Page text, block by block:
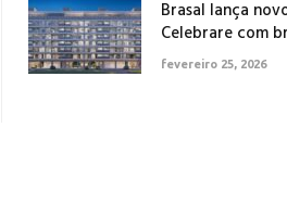
Brasal lança
Celebrare com
fevereiro 25, 2026